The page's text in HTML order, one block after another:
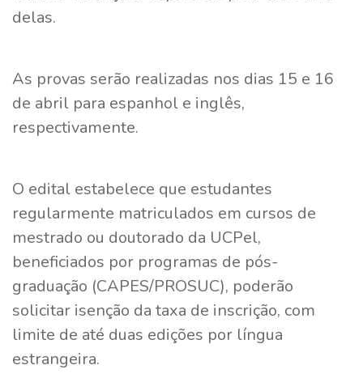
delas.
As provas serão realizadas nos dias 15 e 16
de abril para espanhol e inglês,
respectivamente.
O edital estabelece que estudantes
regularmente matriculados em cursos de
mestrado ou doutorado da UCPel,
beneficiados por programas de pós-
graduação (CAPES/PROSUC), poderão
solicitar isenção da taxa de inscrição, com
limite de até duas edições por língua
estrangeira.